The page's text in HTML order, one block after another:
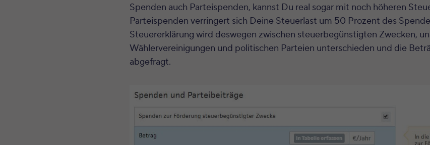
Spenden auch Parteispenden, kannst Du real sogar mit noch höheren
Parteispenden verringert sich Deine Steuerlast um 50 Prozent des
Steuererklärung wird deswegen zwischen steuerbegünstigten Zwecken,
Wählervereinigungen und politischen Parteien unterschieden und die
abgefragt.